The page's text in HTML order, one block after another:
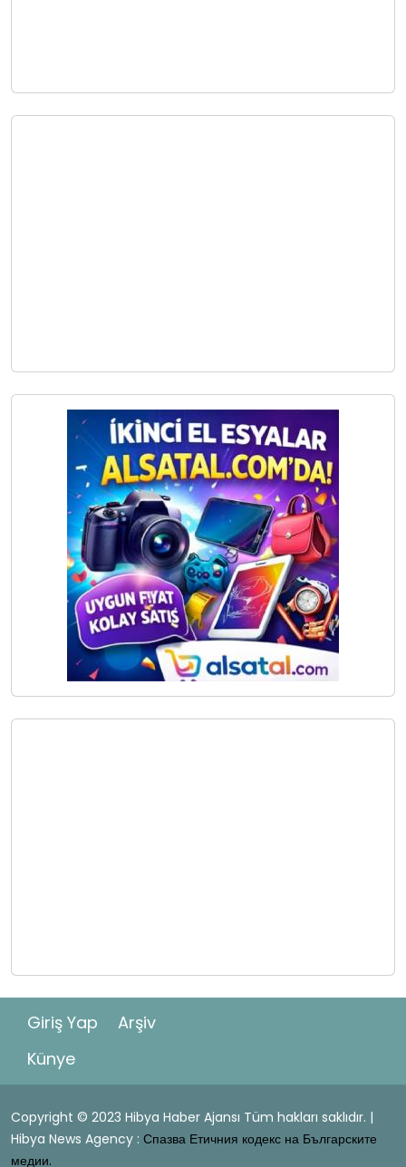
Giriş Yap
Arşiv
Künye
Copyright © 2023 Hibya Haber Ajansı Tüm hakları saklıdır. |
Hibya News Agency : Спазва Етичния кодекс на Българските
медии.